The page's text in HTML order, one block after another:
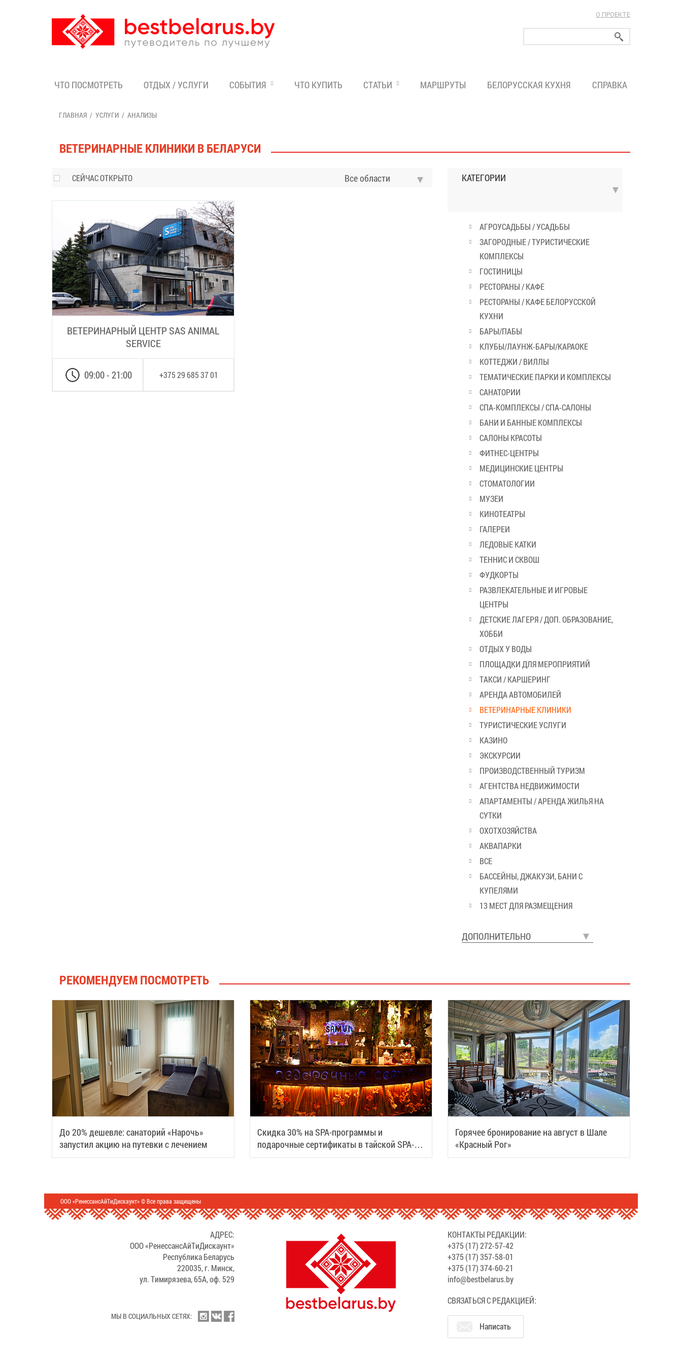
О ПРОЕКТЕ
ЧТО ПОСМОТРЕТЬ ОТДЫХ / УСЛУГИ СОБЫТИЯ ЧТО КУПИТЬ СТАТЬИ МАРШРУТЫ БЕЛОРУССКАЯ КУХНЯ СПРАВКА
ГЛАВНАЯ УСЛУГИ АНАЛИЗЫ
ВЕТЕРИНАРНЫЕ КЛИНИКИ В БЕЛАРУСИ
Все области
СЕЙЧАС ОТКРЫТО
ВЕТЕРИНАРНЫЙ ЦЕНТР SAS ANIMAL
SERVICE
+375 29 685 37 01
09:00 - 21:00
КАТЕГОРИИ
АГРОУСАДЬБЫ / УСАДЬБЫ
ЗАГОРОДНЫЕ / ТУРИСТИЧЕСКИЕ
КОМПЛЕКСЫ
ГОСТИНИЦЫ
РЕСТОРАНЫ / КАФЕ
РЕСТОРАНЫ / КАФЕ БЕЛОРУССКОЙ
КУХНИ
БАРЫ/ПАБЫ
КЛУБЫ/ЛАУНЖ-БАРЫ/КАРАОКЕ
КОТТЕДЖИ / ВИЛЛЫ
ТЕМАТИЧЕСКИЕ ПАРКИ И КОМПЛЕКСЫ
САНАТОРИИ
СПА-КОМПЛЕКСЫ / СПА-САЛОНЫ
БАНИ И БАННЫЕ КОМПЛЕКСЫ
САЛОНЫ КРАСОТЫ
ФИТНЕС-ЦЕНТРЫ
МЕДИЦИНСКИЕ ЦЕНТРЫ
СТОМАТОЛОГИИ
МУЗЕИ
КИНОТЕАТРЫ
ГАЛЕРЕИ
ЛЕДОВЫЕ КАТКИ
ТЕННИС И СКВОШ
ФУДКОРТЫ
РАЗВЛЕКАТЕЛЬНЫЕ И ИГРОВЫЕ
ЦЕНТРЫ
ДЕТСКИЕ ЛАГЕРЯ / ДОП. ОБРАЗОВАНИЕ,
ХОББИ
ОТДЫХ У ВОДЫ
ПЛОЩАДКИ ДЛЯ МЕРОПРИЯТИЙ
ТАКСИ / КАРШЕРИНГ
АРЕНДА АВТОМОБИЛЕЙ
ВЕТЕРИНАРНЫЕ КЛИНИКИ
ТУРИСТИЧЕСКИЕ УСЛУГИ
КАЗИНО
ЭКСКУРСИИ
ПРОИЗВОДСТВЕННЫЙ ТУРИЗМ
АГЕНТСТВА НЕДВИЖИМОСТИ
АПАРТАМЕНТЫ / АРЕНДА ЖИЛЬЯ НА
СУТКИ
ОХОТХОЗЯЙСТВА
АКВАПАРКИ
ВСЕ
БАССЕЙНЫ, ДЖАКУЗИ, БАНИ С
КУПЕЛЯМИ
13 МЕСТ ДЛЯ РАЗМЕЩЕНИЯ
ДОПОЛНИТЕЛЬНО
РЕКОМЕНДУЕМ ПОСМОТРЕТЬ
До 20% дешевле: санаторий «Нарочь»
запустил акцию на путевки с лечением
Скидка 30% на SPA-программы и
подарочные сертификаты в тайской SPA-
деревне Samui
Горячее бронирование на август в Шале
«Красный Рог»
ООО «РенессансАйТиДискаунт» © Все права защищены
АДРЕС:
ООО «РенессансАйТиДискаунт»
Республика Беларусь
220035, г. Минск,
ул. Тимирязева, 65А, оф. 529
МЫ В СОЦИАЛЬНЫХ СЕТЯХ:
КОНТАКТЫ РЕДАКЦИИ:
+375 (17) 272-57-42
+375 (17) 357-58-01
+375 (17) 374-60-21
info@bestbelarus.by
СВЯЗАТЬСЯ С РЕДАКЦИЕЙ:
Написать